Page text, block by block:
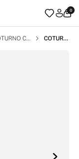
0
CA
COTURN